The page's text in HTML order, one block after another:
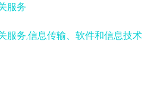
服务
服务,信息传输、软件和信息技术